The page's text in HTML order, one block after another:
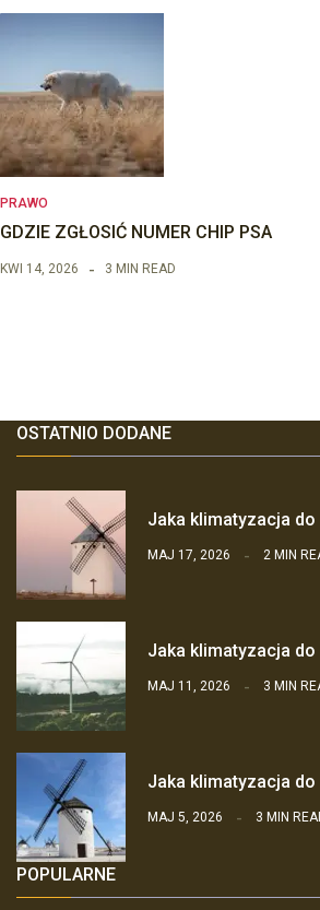
PRAWO
GDZIE ZGŁOSIĆ NUMER CHIP PSA
KWI 14, 2026 3 MIN READ
OSTATNIO DODANE
Jaka klimatyzacja do
MAJ 17, 2026 2 MIN
Jaka klimatyzacja
MAJ 11, 2026 3 MIN
Jaka klimatyzacja do
MAJ 5, 2026 3 MIN
POPULARNE